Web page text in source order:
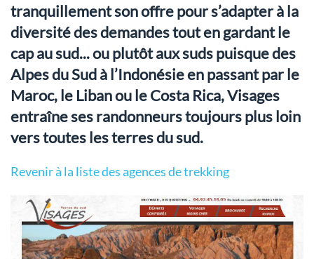
tranquillement son offre pour s’adapter à la
diversité des demandes tout en gardant le
cap au sud... ou plutôt aux suds puisque des
Alpes du Sud à l’Indonésie en passant par le
Maroc, le Liban ou le Costa Rica, Visages
entraîne ses randonneurs toujours plus loin
vers toutes les terres du sud.
Revenir à la liste des agences de trekking